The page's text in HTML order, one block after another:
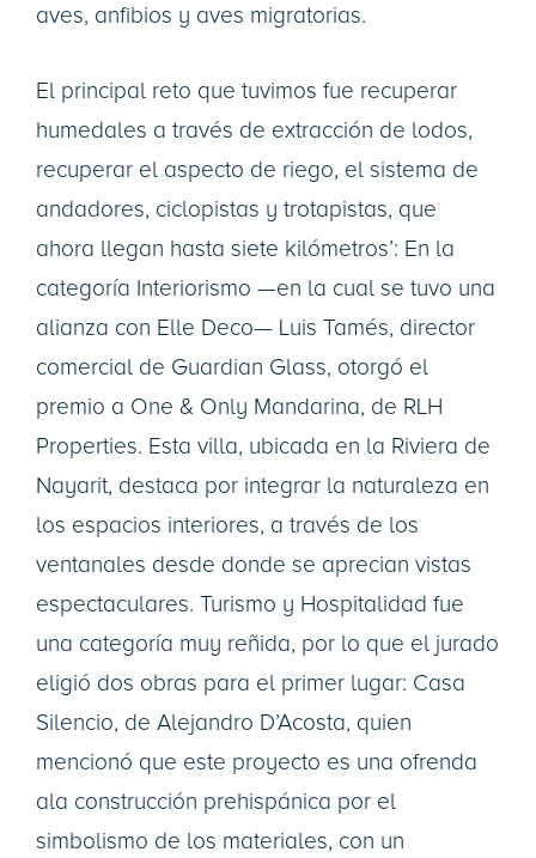
aves, anfibios y aves migratorias.
El principal reto que tuvimos fue recuperar
humedales a través de extracción de lodos,
recuperar el aspecto de riego, el sistema de
andadores, ciclopistas y trotapistas, que
ahora llegan hasta siete kilómetros’: En la
categoría Interiorismo —en la cual se tuvo una
alianza con Elle Deco— Luis Tamés, director
comercial de Guardian Glass, otorgó el
premio a One & Only Mandarina, de RLH
Properties. Esta villa, ubicada en la Riviera de
Nayarit, destaca por integrar la naturaleza en
los espacios interiores, a través de los
ventanales desde donde se aprecian vistas
espectaculares. Turismo y Hospitalidad fue
una categoría muy reñida, por lo que el jurado
eligió dos obras para el primer lugar: Casa
Silencio, de Alejandro D’Acosta, quien
mencionó que este proyecto es una ofrenda
ala construcción prehispánica por el
simbolismo de los materiales, con un